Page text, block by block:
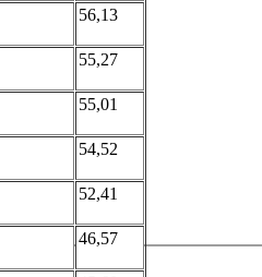
56,13
55,27
55,01
54,52
52,41
46,57